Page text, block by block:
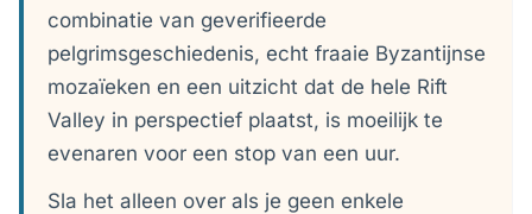
combinatie van geverifieerde
pelgrimsgeschiedenis, echt fraaie Byzantijnse
mozaïeken en een uitzicht dat de hele Rift
Valley in perspectief plaatst, is moeilijk te
evenaren voor een stop van een uur.
Sla het alleen over als je geen enkele